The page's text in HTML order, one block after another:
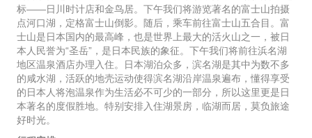
标——日川时计店和金鸟居。下午我们将游览著名的富士山拍摄
点河口湖，定格富士山倒影。随后，乘车前往富士山五合目。富
士山是日本国内的最高峰，也是世界上最大的活火山之一，被日
本人民誉为“圣岳”，是日本民族的象征。下午我们将前往浜名湖
地区温泉酒店办理入住。日本湖泊众多，滨名湖是其中为数不多
的咸水湖，活跃的地壳运动使得滨名湖沿岸温泉遍布，懂得享受
的日本人将泡温泉作为生活必不可少的一部分，所以这里更是日
本著名的度假胜地。特别安排入住湖景房，临湖而居，莫负旅途
好时光。